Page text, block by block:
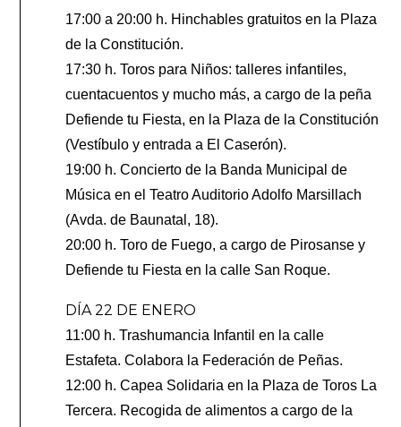
17:00 a 20:00 h. Hinchables gratuitos en la Plaza
de la Constitución.
17:30 h. Toros para Niños: talleres infantiles,
cuentacuentos y mucho más, a cargo de la peña
Defiende tu Fiesta, en la Plaza de la Constitución
(Vestíbulo y entrada a El Caserón).
19:00 h. Concierto de la Banda Municipal de
Música en el Teatro Auditorio Adolfo Marsillach
(Avda. de Baunatal, 18).
20:00 h. Toro de Fuego, a cargo de Pirosanse y
Defiende tu Fiesta en la calle San Roque.
DÍA 22 DE ENERO
11:00 h. Trashumancia Infantil en la calle
Estafeta. Colabora la Federación de Peñas.
12:00 h. Capea Solidaria en la Plaza de Toros La
Tercera. Recogida de alimentos a cargo de la